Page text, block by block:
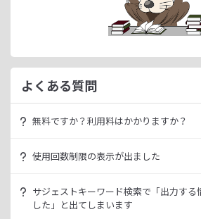
よくある質問
無料ですか？利用料はかかりますか？
いきなり課金されるようなことはござい
ただ、有料プランを利用することでより
使用回数制限の表示が出ました
ラッコID（メールアドレスのみ30秒登
ことで制限が緩和されます。（※制限リ
サジェストキーワード検索で「出力する
した」と出てしまいます